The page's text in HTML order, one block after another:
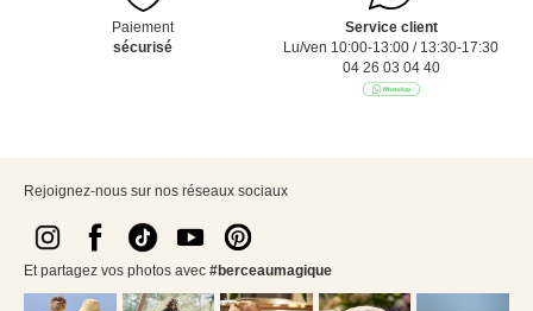
Paiement
sécurisé
Service client
Lu/ven 10:00-13:00 / 13:30-17:30
04 26 03 04 40
Rejoignez-nous sur nos réseaux sociaux
Et partagez vos photos avec #berceaumagique